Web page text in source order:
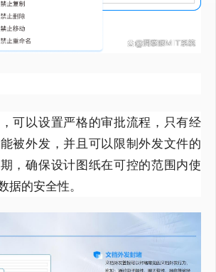
可以设置严格的审批流程，只有经
被外发，并且可以限制外发文件的
，确保设计图纸在可控的范围内使
据的安全性。